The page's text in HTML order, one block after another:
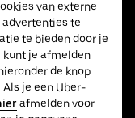
van externe
te
te bieden door je
kunt je afmelden
de knop
je een Uber-
afmelden voor